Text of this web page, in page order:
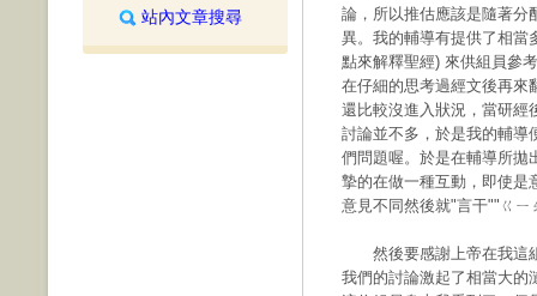
站內文章搜尋
論，所以推估應該是隨著分
異。我的輔導有提供了相當
點來解釋聖經) 來供組員參
在仔細的思考過經文後再來
還比較沒進入狀況，當研經
討論並不多，於是我的輔導
們問題喔。於是在輔導所拋
摯的在做一種互動，即使是
意見不同然後就"言干""ㄍㄧ
然後要感謝上帝在我這組
我們的討論激起了相當大的